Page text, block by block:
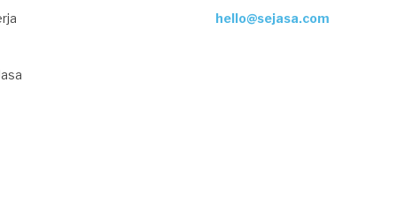
hello@sejasa.com